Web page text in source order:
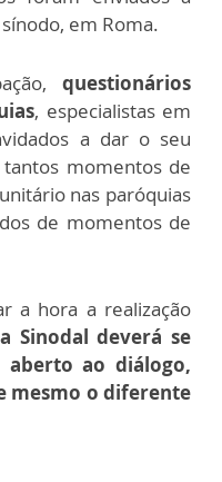
em Roma.
questionários
, especialistas em
a dar o seu
momentos de
nas paróquias
de momentos de
a hora a realização
Sinodal deverá se
ao diálogo,
mesmo o diferente